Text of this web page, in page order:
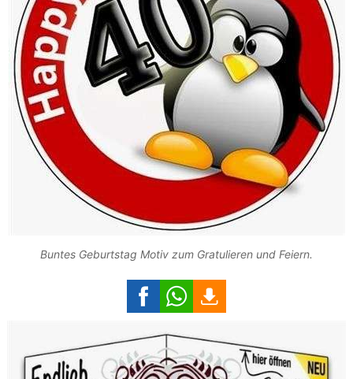
Buntes Geburtstag Motiv zum Gratulieren und Feiern.